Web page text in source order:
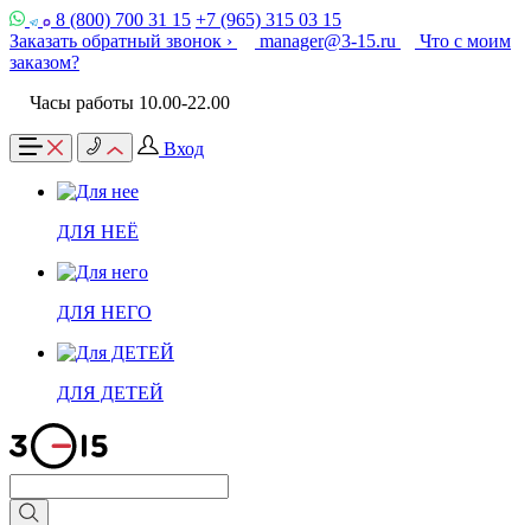
8 (800) 700 31 15 +7 (965) 315 03 15
Заказать обратный звонок ›
manager@3-15.ru
Что с моим
заказом?
Часы работы 10.00-22.00
Вход
ДЛЯ НЕЁ
ДЛЯ НЕГО
ДЛЯ ДЕТЕЙ